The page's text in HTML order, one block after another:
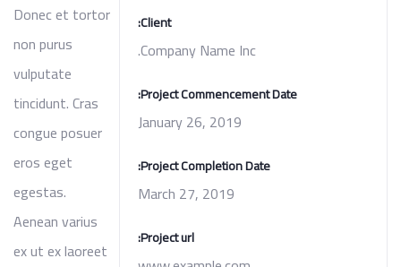
Client:
Company Name Inc.
Project Commencement Date:
January 26, 2019
Project Completion Date:
March 27, 2019
Project url:
Donec et tortor
non purus
vulputate
tincidunt. Cras
congue posuer
eros eget
egestas.
Aenean varius
ex ut ex laoreet